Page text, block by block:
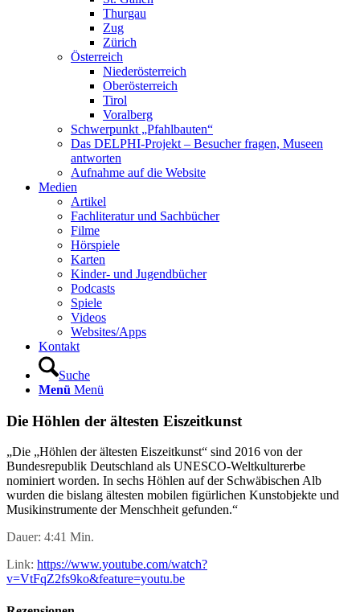
Thurgau
Zug
Zürich
Österreich
Niederösterreich
Oberösterreich
Tirol
Voralberg
Schwerpunkt „Pfahlbauten“
Das DELPHI-Projekt – Besucher fragen, Museen
antworten
Aufnahme auf die Website
Medien
Artikel
Fachliteratur und Sachbücher
Filme
Hörspiele
Karten
Kinder- und Jugendbücher
Podcasts
Spiele
Videos
Websites/Apps
Kontakt
Suche
Menü Menü
Die Höhlen der ältesten Eiszeitkunst
„Die „Höhlen der ältesten Eiszeitkunst“ sind 2016 von der
Bundesrepublik Deutschland als UNESCO-Weltkulturerbe
nominiert worden. In sechs Höhlen auf der Schwäbischen Alb
wurden die bislang ältesten mobilen figürlichen Kunstobjekte und
Musikinstrumente der Menschheit gefunden.“
Dauer: 4:41 Min.
Link: https://www.youtube.com/watch?
v=VtFqZ2fs9ko&feature=youtu.be